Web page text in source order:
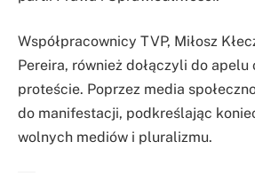
Współpracownicy TVP, Miłosz
Pereira, również dołączyli do apelu
proteście. Poprzez media
do manifestacji, podkreślając
wolnych mediów i pluralizmu.